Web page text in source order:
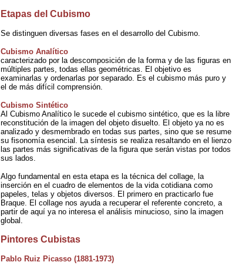
Etapas del Cubismo
Se distinguen diversas fases en el desarrollo del Cubismo.
Cubismo Analítico
caracterizado por la descomposición de la forma y de las figuras en
múltiples partes, todas ellas geométricas. El objetivo es
examinarlas y ordenarlas por separado. Es el cubismo más puro y
el de más difícil comprensión.
Cubismo Sintético
Al Cubismo Analítico le sucede el cubismo sintético, que es la libre
reconstitución de la imagen del objeto disuelto. El objeto ya no es
analizado y desmembrado en todas sus partes, sino que se resume
su fisonomía esencial. La síntesis se realiza resaltando en el lienzo
las partes más significativas de la figura que serán vistas por todos
sus lados.
Algo fundamental en esta etapa es la técnica del collage, la
inserción en el cuadro de elementos de la vida cotidiana como
papeles, telas y objetos diversos. El primero en practicarlo fue
Braque. El collage nos ayuda a recuperar el referente concreto, a
partir de aquí ya no interesa el análisis minucioso, sino la imagen
global.
Pintores Cubistas
Pablo Ruiz Picasso (1881-1973)